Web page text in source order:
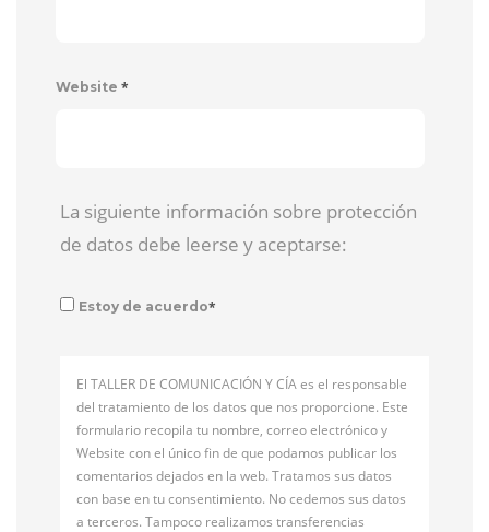
Website *
La siguiente información sobre protección
de datos debe leerse y aceptarse:
Estoy de acuerdo*
El TALLER DE COMUNICACIÓN Y CÍA es el responsable
del tratamiento de los datos que nos proporcione. Este
formulario recopila tu nombre, correo electrónico y
Website con el único fin de que podamos publicar los
comentarios dejados en la web. Tratamos sus datos
con base en tu consentimiento. No cedemos sus datos
a terceros. Tampoco realizamos transferencias